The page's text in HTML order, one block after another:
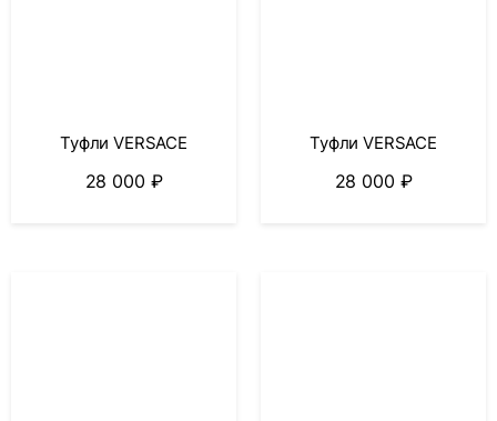
Туфли VERSACE
28 000 ₽
Туфли VERSACE
28 000 ₽